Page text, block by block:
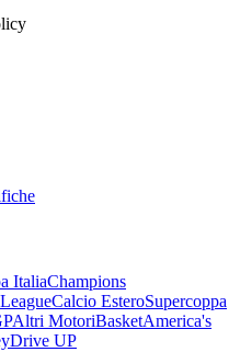
ItaliaChampions
Calcio EsteroSupercoppa
Altri MotoriBasketAmerica's
Drive UP